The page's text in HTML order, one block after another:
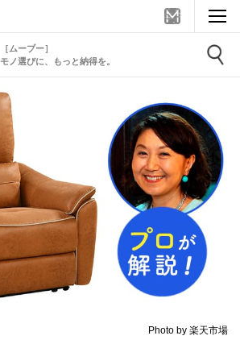
［ムーブー］
モノ選びに、もっと納得を。
Photo by 楽天市場